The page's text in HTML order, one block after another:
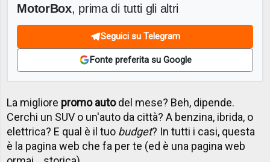
MotorBox, prima di tutti gli altri
Seguici su Telegram
Fonte preferita su Google
La migliore promo autodel mese? Beh, dipende.
Cerchi un SUV o un'auto da città? A benzina, ibrida, o
elettrica? E qual è il tuo budget? In tutti i casi, questa
è la pagina web che fa per te (ed è una pagina web